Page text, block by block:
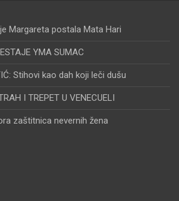
Margareta postala Mata Hari
YMA SUMAC
Stihovi kao dah koji leči dušu
I TREPET U VENECUELI
zaštitnica nevernih žena